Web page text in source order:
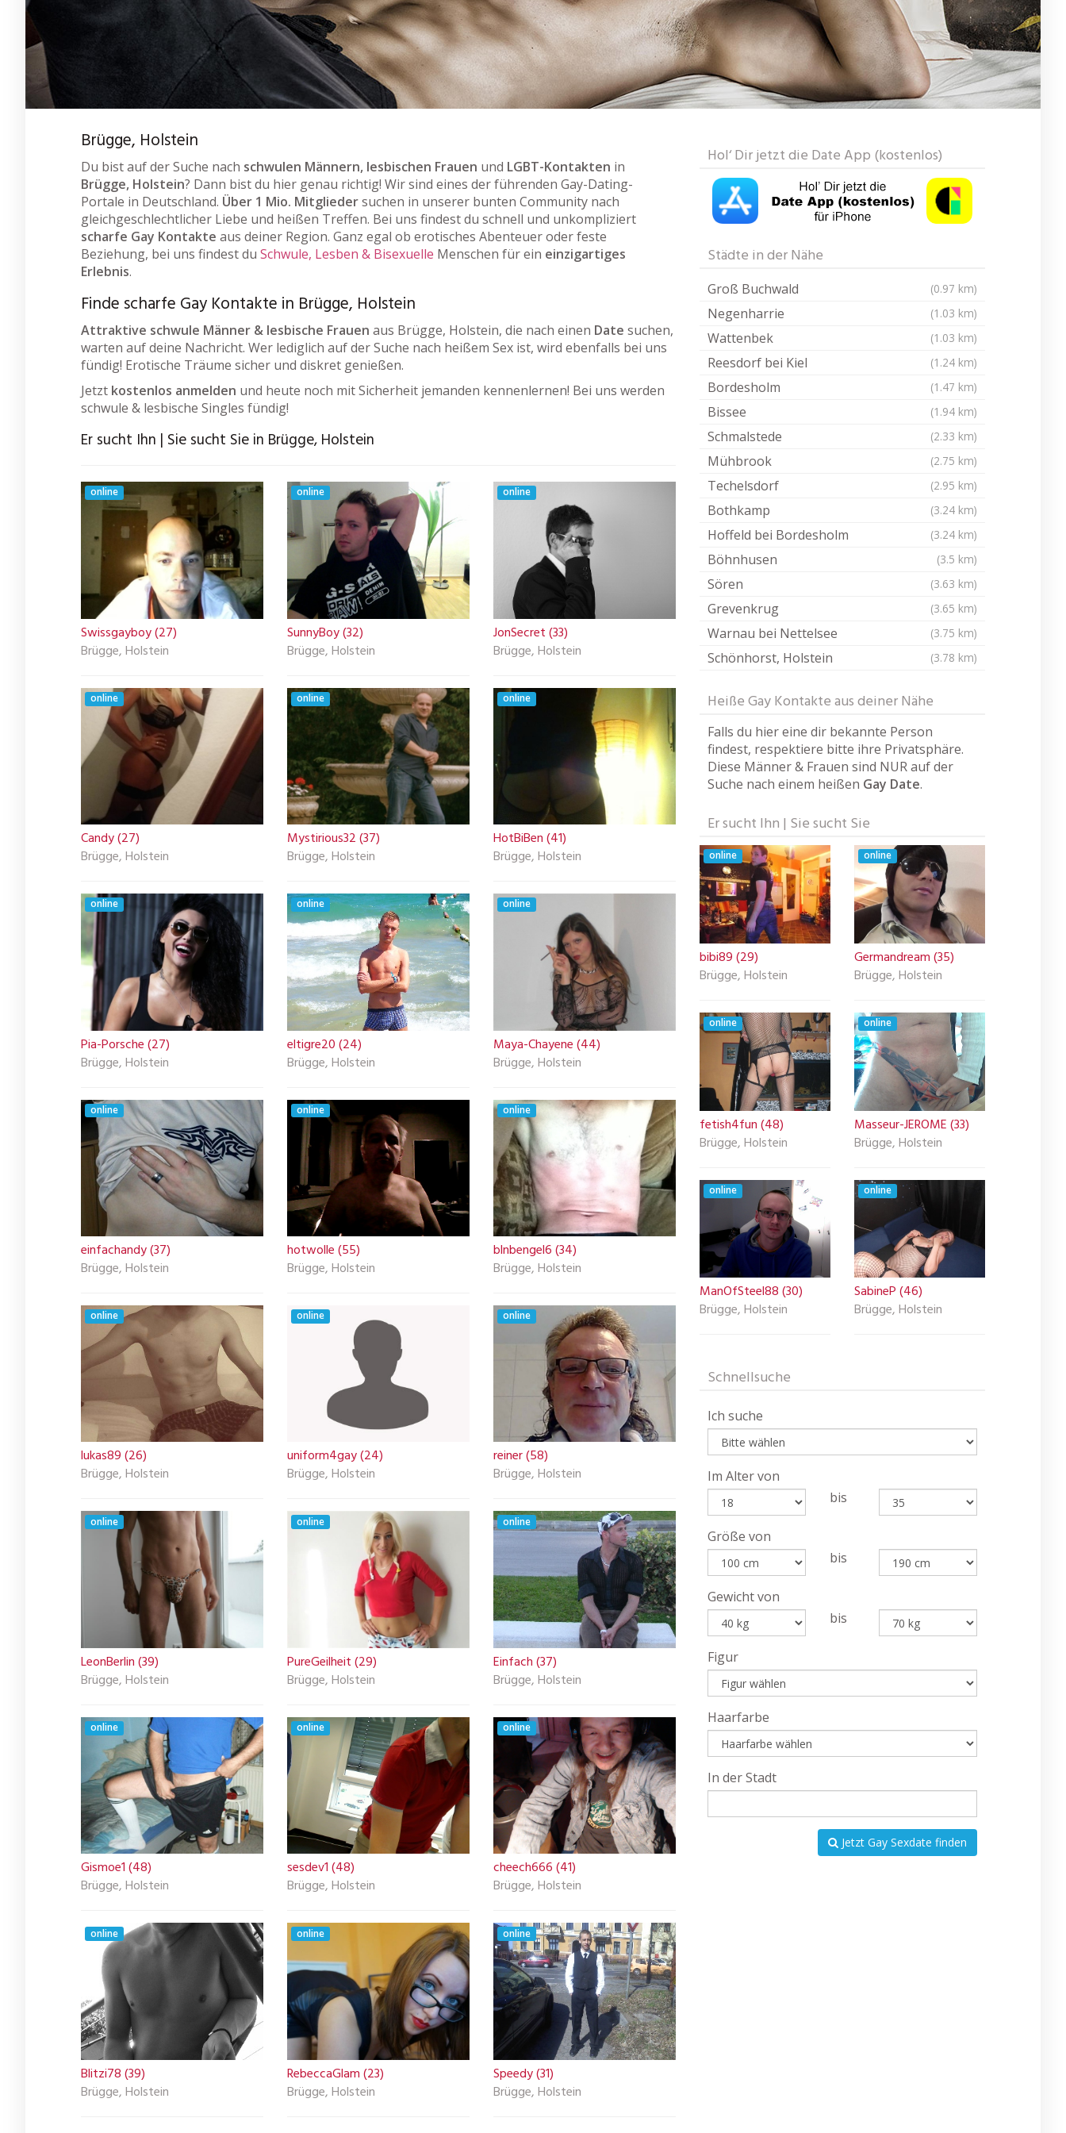
Brügge, Holstein
Du bist auf der Suche nach schwulen Männern, lesbischen Frauen und LGBT-Kontakten in
Brügge, Holstein? Dann bist du hier genau richtig! Wir sind eines der führenden Gay-Dating-
Portale in Deutschland. Über 1 Mio. Mitgliedersuchen in unserer bunten Community nach
gleichgeschlechtlicher Liebe und heißen Treffen. Bei uns findest du schnell und unkompliziert
scharfe Gay Kontakte aus deiner Region. Ganz egal ob erotisches Abenteuer oder feste
Beziehung, bei uns findest du Schwule, Lesben & Bisexuelle Menschen für ein einzigartiges
Erlebnis.
Finde scharfe Gay Kontakte in Brügge, Holstein
Attraktive schwule Männer & lesbische Frauen aus Brügge, Holstein, die nach einen Date suchen,
warten auf deine Nachricht. Wer lediglich auf der Suche nach heißem Sex ist, wird ebenfalls bei uns
fündig! Erotische Träume sicher und diskret genießen.
Jetzt kostenlos anmelden und heute noch mit Sicherheit jemanden kennenlernen! Bei uns werden
schwule & lesbische Singles fündig!
Er sucht Ihn | Sie sucht Sie in Brügge, Holstein
online
Swissgayboy (27)
Brügge, Holstein
online
SunnyBoy (32)
Brügge, Holstein
online
JonSecret (33)
Brügge, Holstein
online
Candy (27)
Brügge, Holstein
online
Mystirious32 (37)
Brügge, Holstein
online
HotBiBen (41)
Brügge, Holstein
online
Pia-Porsche (27)
Brügge, Holstein
online
eltigre20 (24)
Brügge, Holstein
online
Maya-Chayene (44)
Brügge, Holstein
online
einfachandy (37)
Brügge, Holstein
online
hotwolle (55)
Brügge, Holstein
online
blnbengel6 (34)
Brügge, Holstein
online
lukas89 (26)
Brügge, Holstein
online
uniform4gay (24)
Brügge, Holstein
online
reiner (58)
Brügge, Holstein
online
LeonBerlin (39)
Brügge, Holstein
online
PureGeilheit (29)
Brügge, Holstein
online
Einfach (37)
Brügge, Holstein
online
Gismoe1 (48)
Brügge, Holstein
online
sesdev1 (48)
Brügge, Holstein
online
cheech666 (41)
Brügge, Holstein
online
Blitzi78 (39)
Brügge, Holstein
online
RebeccaGlam (23)
Brügge, Holstein
online
Speedy (31)
Brügge, Holstein
Hol‘ Dir jetzt die Date App (kostenlos)
Städte in der Nähe
Groß Buchwald (0.97 km)
Negenharrie (1.03 km)
Wattenbek (1.03 km)
Reesdorf bei Kiel (1.24 km)
Bordesholm (1.47 km)
Bissee (1.94 km)
Schmalstede (2.33 km)
Mühbrook (2.75 km)
Techelsdorf (2.95 km)
Bothkamp (3.24 km)
Hoffeld bei Bordesholm (3.24 km)
Böhnhusen (3.5 km)
Sören (3.63 km)
Grevenkrug (3.65 km)
Warnau bei Nettelsee (3.75 km)
Schönhorst, Holstein (3.78 km)
Heiße Gay Kontakte aus deiner Nähe
Falls du hier eine dir bekannte Person
findest, respektiere bitte ihre Privatsphäre.
Diese Männer & Frauen sind NUR auf der
Suche nach einem heißen Gay Date.
Er sucht Ihn | Sie sucht Sie
online
bibi89 (29)
Brügge, Holstein
online
Germandream (35)
Brügge, Holstein
online
fetish4fun (48)
Brügge, Holstein
online
Masseur-JEROME (33)
Brügge, Holstein
online
ManOfSteel88 (30)
Brügge, Holstein
online
SabineP (46)
Brügge, Holstein
Schnellsuche
Ich suche
Im Alter von
bis
Größe von
bis
Gewicht von
bis
Figur
Haarfarbe
In der Stadt
Jetzt Gay Sexdate finden